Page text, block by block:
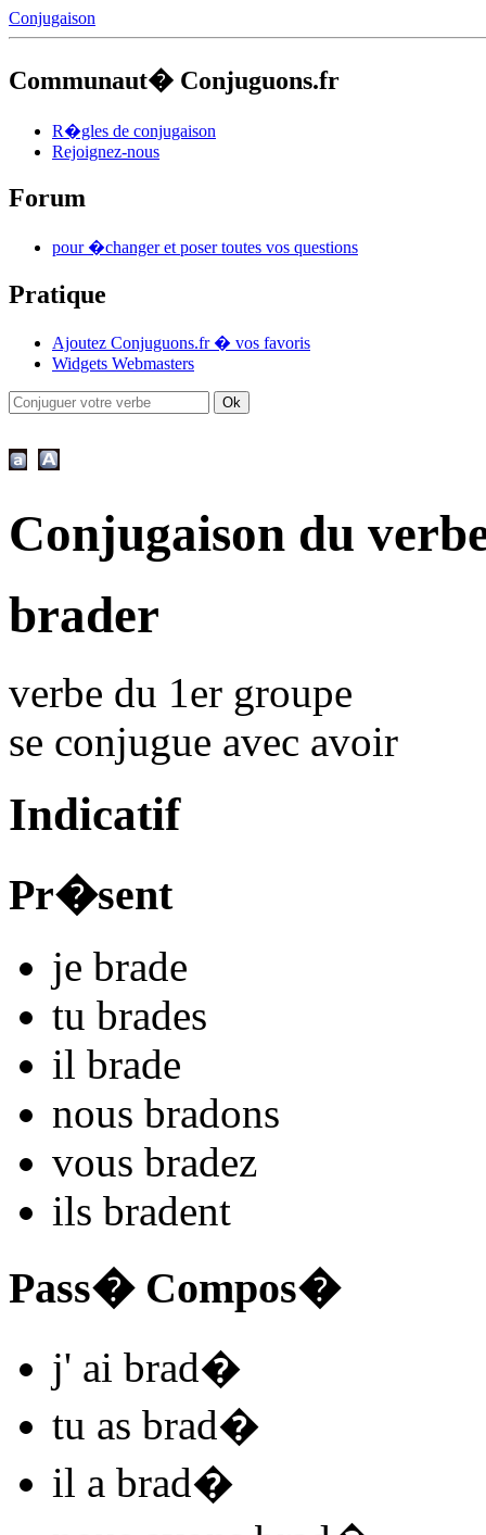
Conjugaison
Communaut� Conjuguons.fr
R�gles de conjugaison
Rejoignez-nous
Forum
pour �changer et poser toutes vos questions
Pratique
Ajoutez Conjuguons.fr � vos favoris
Widgets Webmasters
Conjugaison du
brader
verbe du 1er groupe
se conjugue avec avoir
Indicatif
Pr�sent
je brade
tu brades
il brade
nous bradons
vous bradez
ils bradent
Pass� Compos�
j' ai brad�
tu as brad�
il a brad�